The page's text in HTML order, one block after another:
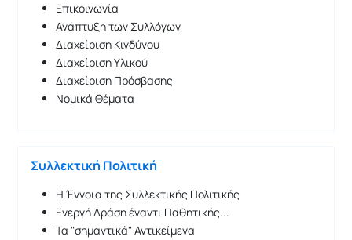
Επικοινωνία
Ανάπτυξη των Συλλόγων
Διαχείριση Κινδύνου
Διαχείριση Υλικού
Διαχείριση Πρόσβασης
Νομικά Θέματα
Συλλεκτική Πολιτική
Η Έννοια της Συλλεκτικής Πολιτικής
Ενεργή Δράση έναντι Παθητικής...
Τα "σημαντικά" Αντικείμενα